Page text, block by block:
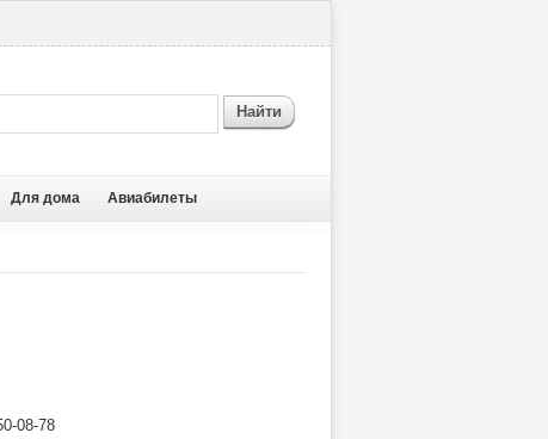
Найти
Для дома Авиабилеты
08-78